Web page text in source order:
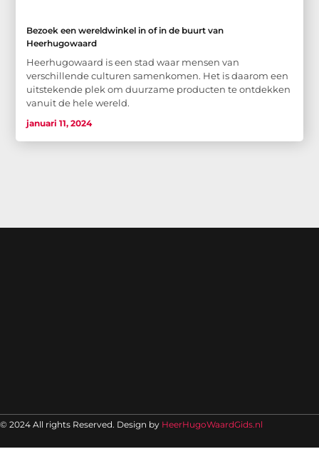
Bezoek een wereldwinkel in of in de buurt van
Heerhugowaard
Heerhugowaard is een stad waar mensen van
verschillende culturen samenkomen. Het is daarom een
uitstekende plek om duurzame producten te ontdekken
vanuit de hele wereld.
januari 11, 2024
© 2024 All rights Reserved. Design by HeerHugoWaardGids.nl